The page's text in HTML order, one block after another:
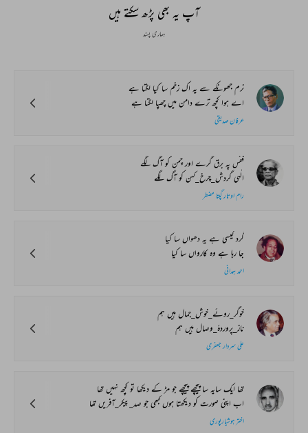
آپ یہ بھی پڑھ سکتے ہیں
ہماری پسند
نرم جھونکے سے یہ اک زخم سا کیا لگتا ہے
اے ہوا کچھ ترے دامن میں چھپا لگتا ہے
عرفان صدیقی
قفس پہ برق گرے اور چمن کو آگ لگے
الٰہی گردش_چرخ_کہن کو آگ لگے
رام اوتار گپتا مضطر
گرد کیسی ہے یہ دھواں سا کیا
جا رہا ہے وہ کارواں سا کیا
احمد ہمدانی
خوگر_روئے_خوش_جمال ہیں ہم
ناز_پروردۂ_وصال ہیں ہم
علی سردار جعفری
تھا ایک سایہ سا پیچھے پیچھے جو مڑ کے دیکھا تو کچھ نہیں تھا
اب اپنی صورت کو دیکھتا ہوں کبھی جو صد_پیکر_آفریں تھا
اختر ہوشیارپوری